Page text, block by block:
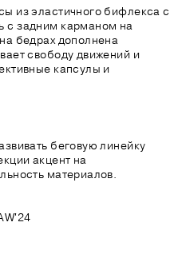
из эластичного бифлекса с
с задним карманом на
бедрах дополнена
свободу движений и
капсулы и
беговую линейку
акцент на